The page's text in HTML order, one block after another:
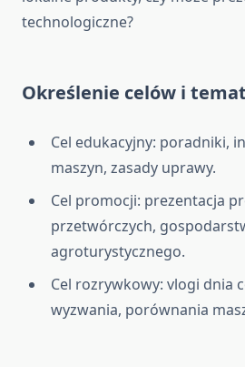
technologiczne?
Określenie celów i
Cel edukacyjny: poradniki,
maszyn, zasady uprawy.
Cel promocji: prezentacja
przetwórczych,
agroturystycznego.
Cel rozrywkowy: vlogi dnia
wyzwania, porównania